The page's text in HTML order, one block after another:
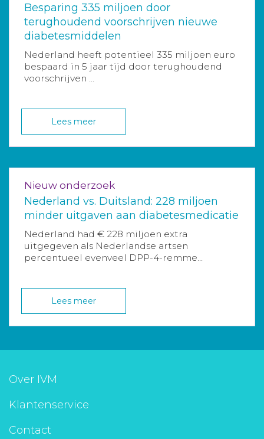
Besparing 335 miljoen door
terughoudend voorschrijven nieuwe
diabetesmiddelen
Nederland heeft potentieel 335 miljoen euro
bespaard in 5 jaar tijd door terughoudend
voorschrijven ...
Lees meer
Nieuw onderzoek
Nederland vs. Duitsland: 228 miljoen
minder uitgaven aan diabetesmedicatie
Nederland had € 228 miljoen extra
uitgegeven als Nederlandse artsen
percentueel evenveel DPP-4-remme...
Lees meer
Over IVM
Klantenservice
Contact